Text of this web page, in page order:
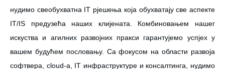
нудимо свеобухватна IT рјешења која обухватају све аспекте
IT/IS предузећа наших клијената. Комбиновањем нашег
искуства и агилних развојних пракси гарантујемо успјех у
вашем будућем пословању. Са фокусом на области развоја
софтвера, cloud-a, IT инфраструктуре и консалтинга, нудимо